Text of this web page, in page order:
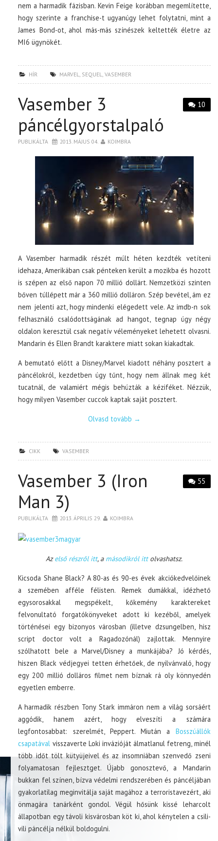
nem a harmadik fázisban. Kevin Feige korábban megemlítette,
hogy szerinte a franchise-t ugyanúgy lehet folytatni, mint a
James Bond-ot, ahol más-más színészek keltették életre az
MI6 ügynökét.
HÍR MARVEL SEQUEL ,VASEMBER
10
Vasember 3
páncélgyorstalpaló
PUBLIKÁLTA 2013. MÁJUS 04. KOIMBRA
A Vasember harmadik részét múlt héten kezdték vetíteni
idehaza, Amerikában csak pénteken került a mozikba és hozott
is szépen az első napon 70 millió dollárt. Nemzetközi szinten
bőven túllépett már a 360 millió dolláron. Szép bevétel, ám ez
nem jelenti azt, hogy mindenki elégedett vele. Az imdb-n sok
felhasználó csalódottságának ad hangot, tegnap úgy négy
oldalon keresztül csak negatív véleményeket lehetett olvasni.
Mandarin és Ellen Brandt karaktere miatt sokan kiakadtak.
A bemutató előtt a Disney/Marvel kiadott néhány posztert a
páncélokról, kezdetben úgy tűnt, hogy nem állnak meg két
tucatnál, de valamiért mégis behúzták a kéziféket. Nézzük,
hogy milyen Vasember cuccok kaptak saját posztert.
Olvasd tovább →
CIKK VASEMBER
55
Vasember 3 (Iron
Man 3)
PUBLIKÁLTA 2013. ÁPRILIS 29. KOIMBRA
Azelső részről itt, a másodikról ittolvashatsz.
Kicsoda Shane Black? A 80-as és 90-es évek akciókedvelőinek
a szemében afféle félisten. Remek dumákkal, idézhető
egysorosakkal megspékelt, kőkemény karaktereket
felvonultató forgatókönyveket adott ki kezéből, amelyek
történései egy bizonyos városban (illetve dzsungelben, hisz
script doctor volt a Ragadozónál) zajlottak. Mennyire
szólhatott bele a Marvel/Disney a munkájába? Jó kérdés,
hiszen Black védjegyei tetten érhetőek, de nyilvánvaló, hogy
egy 200 millió dolláros filmet nem bíznak rá oly könnyedén
egyetlen emberre.
A harmadik részben Tony Stark immáron nem a világ sorsáért
aggódik, hanem azért, hogy elveszíti a számára
legfontosabbat: szerelmét, Peppert. Miután a Bosszúállók
csapatával visszaverte Loki invázióját álmatlanul fetreng, minél
több időt tölt kütyüjeivel és az insomniában szenvedő zseni
folyamatosan fejlesztget. Újabb gonosztevő, a Mandarin
bukkan fel színen, bízva védelmi rendszerében és páncéljában
gyakorlatilag meginvitálja saját magához a terroristavezért, aki
önmagára tanárként gondol. Végül hősünk kissé leharcolt
állapotban egy távoli kisvárosban köt ki, ahol kénytelen a csili-
vili páncélja nélkül boldogulni.